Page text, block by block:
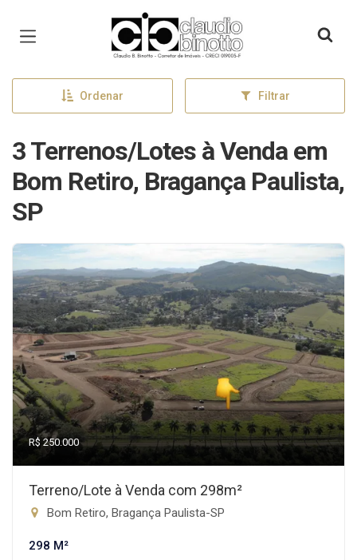
Página inicial
Ordenar Filtrar
3 Terrenos/Lotes à Venda em
Bom Retiro, Bragança Paulista,
SP
R$ 250.000
Terreno/Lote à Venda com 298m²
Bom Retiro, Bragança Paulista-SP
298 M²